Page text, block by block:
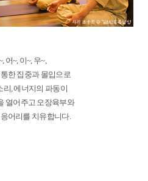
어~, 이~, 우~,
한 집중과 몰입으로
리, 에너지의 파동이
열어주고 오장육부와
어리를 치유합니다.